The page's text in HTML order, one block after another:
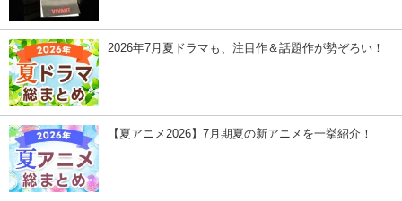
2026年7月夏ドラマも、注目作＆話題作が勢ぞろい！
【夏アニメ2026】7月期夏の新アニメを一挙紹介！